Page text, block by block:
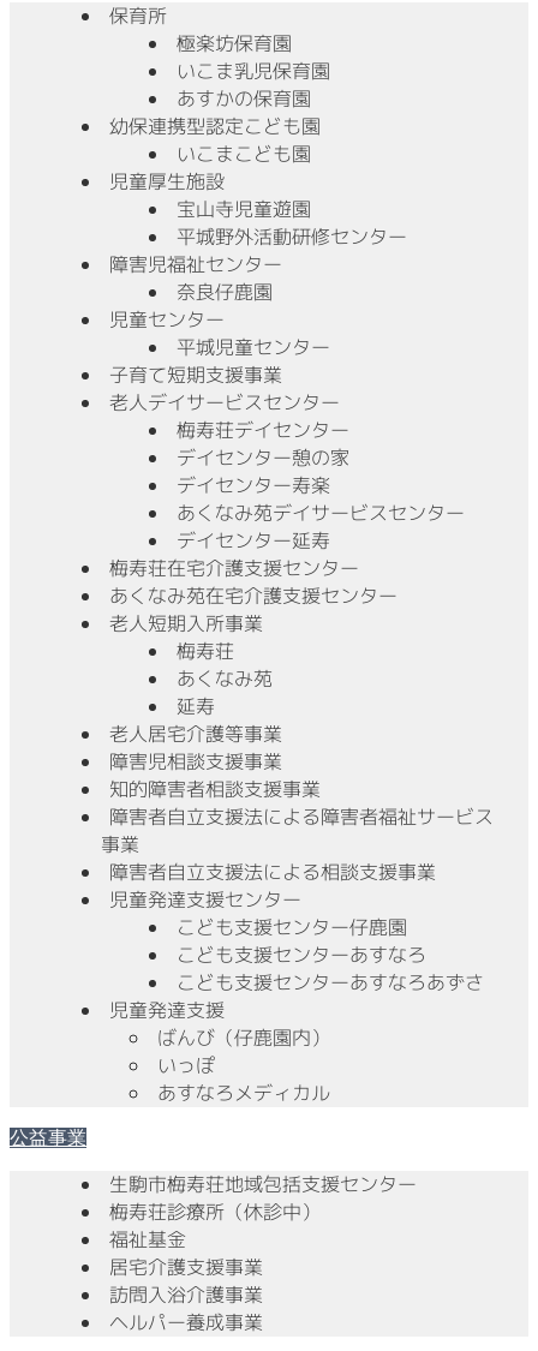
保育所
極楽坊保育園
いこま乳児保育園
あすかの保育園
幼保連携型認定こども園
いこまこども園
児童厚生施設
宝山寺児童遊園
平城野外活動研修センター
障害児福祉センター
奈良仔鹿園
児童センター
平城児童センター
子育て短期支援事業
老人デイサービスセンター
梅寿荘デイセンター
デイセンター憩の家
デイセンター寿楽
あくなみ苑デイサービスセンター
デイセンター延寿
梅寿荘在宅介護支援センター
あくなみ苑在宅介護支援センター
老人短期入所事業
梅寿荘
あくなみ苑
延寿
老人居宅介護等事業
障害児相談支援事業
知的障害者相談支援事業
障害者自立支援法による障害者福祉サービス
事業
障害者自立支援法による相談支援事業
児童発達支援センター
こども支援センター仔鹿園
こども支援センターあすなろ
こども支援センターあすなろあずさ
児童発達支援
ばんび（仔鹿園内）
いっぽ
あすなろメディカル
公益事業
生駒市梅寿荘地域包括支援センター
梅寿荘診療所（休診中）
福祉基金
居宅介護支援事業
訪問入浴介護事業
ヘルパー養成事業